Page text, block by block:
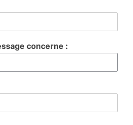
concerne :